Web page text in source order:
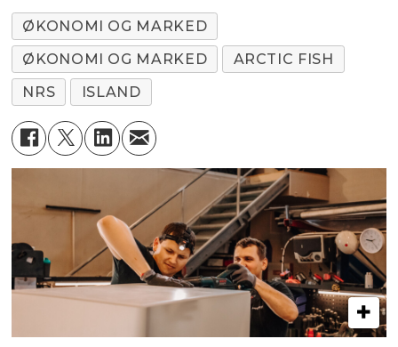
ØKONOMI OG MARKED
ØKONOMI OG MARKED
ARCTIC FISH
NRS
ISLAND